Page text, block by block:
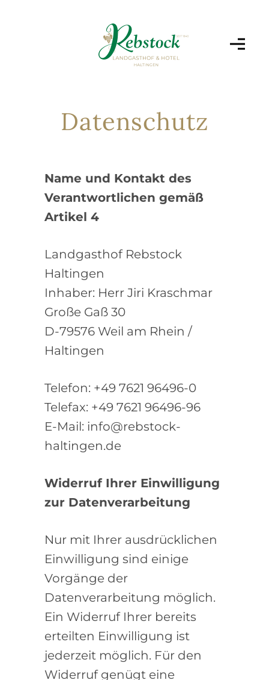
Datenschutz
Name und Kontakt des
Verantwortlichen gemäß
Artikel 4
Landgasthof Rebstock
Haltingen
Inhaber: Herr Jiri Kraschmar
Große Gaß 30
D-79576 Weil am Rhein /
Haltingen
Telefon: +49 7621 96496-0
Telefax: +49 7621 96496-96
E-Mail: info@rebstock-
haltingen.de
Widerruf Ihrer Einwilligung
zur Datenverarbeitung
Nur mit Ihrer ausdrücklichen
Einwilligung sind einige
Vorgänge der
Datenverarbeitung möglich.
Ein Widerruf Ihrer bereits
erteilten Einwilligung ist
jederzeit möglich. Für den
Widerruf genügt eine